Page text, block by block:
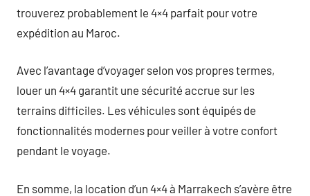
trouverez probablement le 4×4 parfait pour votre
expédition au Maroc.
Avec l’avantage d’voyager selon vos propres termes,
louer un 4×4 garantit une sécurité accrue sur les
terrains difficiles. Les véhicules sont équipés de
fonctionnalités modernes pour veiller à votre confort
pendant le voyage.
En somme, la location d’un 4×4 à Marrakech s’avère être